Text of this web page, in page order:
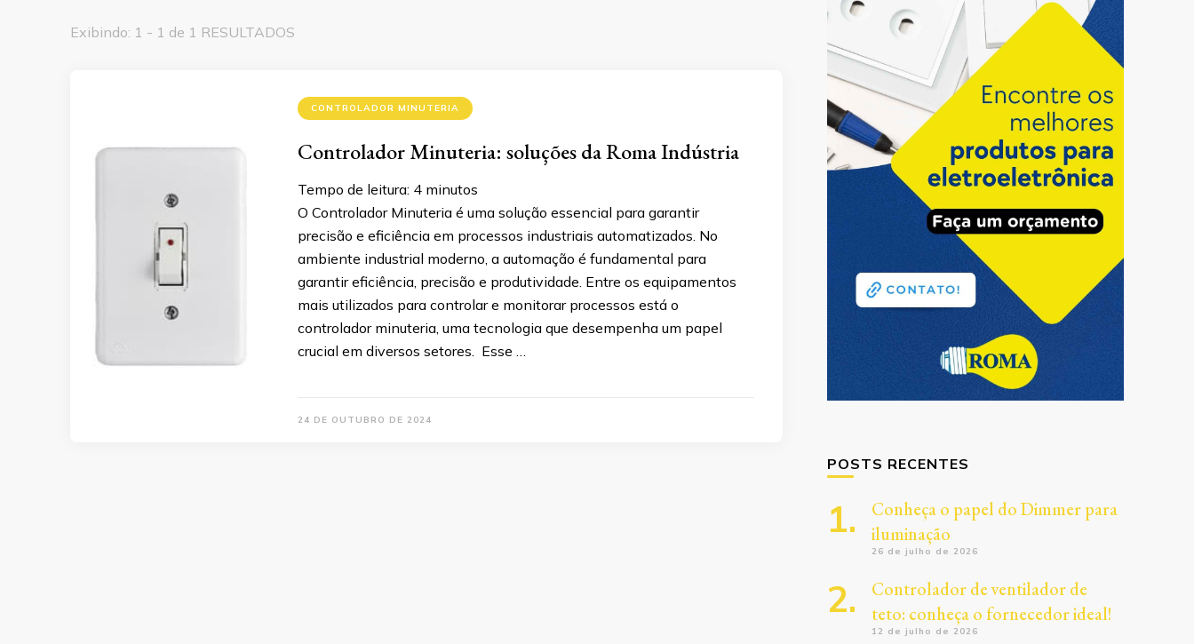
Exibindo: 1 - 1 de 1 RESULTADOS
CONTROLADOR MINUTERIA
Controlador Minuteria: soluções da Roma Indústria
Tempo de leitura: 4 minutos
O Controlador Minuteria é uma solução essencial para garantir
precisão e eficiência em processos industriais automatizados. No
ambiente industrial moderno, a automação é fundamental para
garantir eficiência, precisão e produtividade. Entre os equipamentos
mais utilizados para controlar e monitorar processos está o
controlador minuteria, uma tecnologia que desempenha um papel
crucial em diversos setores. Esse …
24 DE OUTUBRO DE 2024
POSTS RECENTES
Conheça o papel do Dimmer para
iluminação
26 de julho de 2026
Controlador de ventilador de
teto: conheça o fornecedor ideal!
12 de julho de 2026